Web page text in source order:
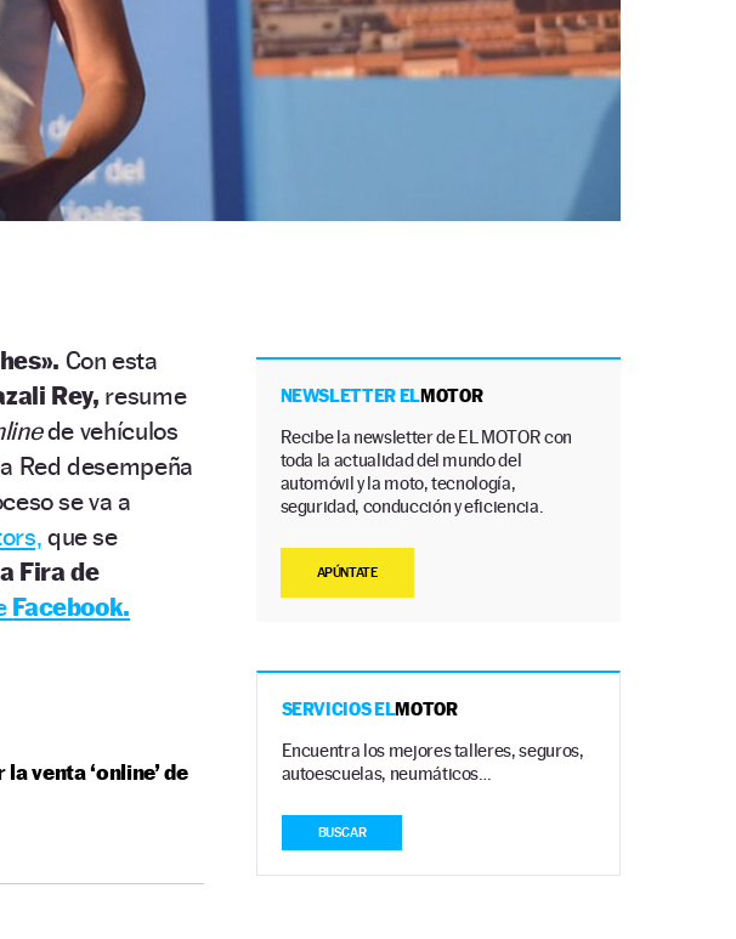
Con esta
Rey, resume
de vehículos
Red desempeña
se va a
que se
Fira de
Facebook.
venta ‘online’ de
NEWSLETTER ELMOTOR
Recibe la newsletter de EL MOTOR con
toda la actualidad del mundo del
automóvil y la moto, tecnología,
seguridad, conducción y eficiencia.
APÚNTATE
SERVICIOS ELMOTOR
Encuentra los mejores talleres, seguros,
autoescuelas, neumáticos…
BUSCAR